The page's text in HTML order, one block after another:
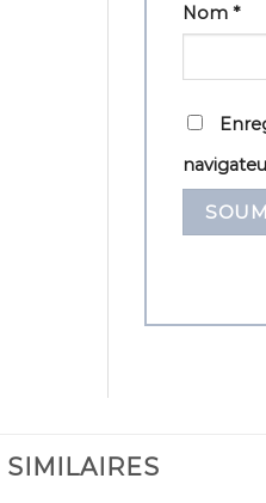
Nom *
SIMILAIRES